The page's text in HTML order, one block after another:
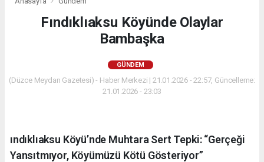
Fındıklıaksu Köyünde Olaylar
Bambaşka
GÜNDEM
(Düzce Meydan Gazetesi) - Haber Merkezi | 21.01.2026 - 22:57, Güncelleme:
21.01.2026 - 23:03
ındıklıaksu Köyü’nde Muhtara Sert Tepki: “Gerçeği
Yansıtmıyor, Köyümüzü Kötü Gösteriyor”